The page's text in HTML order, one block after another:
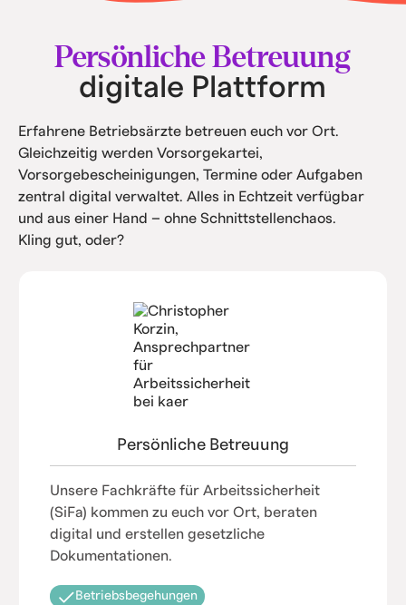
und Service.
Persönliche Betreuung
digitale Plattform
Erfahrene Betriebsärzte betreuen euch vor Ort.
Gleichzeitig werden Vorsorgekartei,
Vorsorgebescheinigungen, Termine oder Aufgaben
zentral digital verwaltet. Alles in Echtzeit verfügbar
und aus einer Hand – ohne Schnittstellenchaos.
Kling gut, oder?
Persönliche Betreuung
Unsere Fachkräfte für Arbeitssicherheit
(SiFa) kommen zu euch vor Ort, beraten
digital und erstellen gesetzliche
Dokumentationen.
Betriebsbegehungen